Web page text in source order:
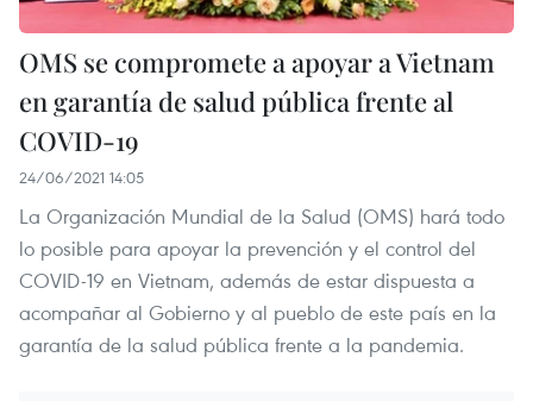
OMS se compromete a apoyar a Vietnam
en garantía de salud pública frente al
COVID-19
24/06/2021 14:05
La Organización Mundial de la Salud (OMS) hará todo
lo posible para apoyar la prevención y el control del
COVID-19 en Vietnam, además de estar dispuesta a
acompañar al Gobierno y al pueblo de este país en la
garantía de la salud pública frente a la pandemia.